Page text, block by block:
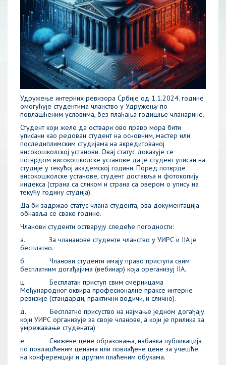
Удружење интерних ревизора Србије од 1.1.2024. године
омогућује студентима чланство у Удружењу по
повлашћеним условима, без плаћања годишње чланарине.
Студент који желе да оствари ово право мора бити
уписани као редован студент на основним, мастер или
последиплимским студијама на акредитованој
високошколској установи. Овај статус доказује се
потврдом високошколске установе да је студент уписан на
студије у текућој академској години. Поред потврде
високошколске установе, студент доставља и фотокопију
индекса (страна са сликом и страна са овером о упису на
текућу годину студија).
Да би задржао статус члана студента, ова документација
обнавља се сваке године.
Чланови студенти остварују следеће погодности:
а. За члананове студенте чланство у УИРС и IIA је
бесплатно.
б. Чланови студенти имају право приступа свим
бесплатним догађајима (вебинар) која ореганизуј IIA.
ц. Бесплатан приступ свим смерницама
Међународног оквира професионалне праксе интерне
ревизије (стандарди, практични водичи, и слично).
д. Бесплатно присуство на најмање једном догађају
који УИРС организује за своје чланове, а који је прилика за
умрежавање студената)
е. Снижене цене образовања, набавка публикација
по повлашћеним ценама или повлађене цене за учешће
на конференцији и другим плаћеним обукама.